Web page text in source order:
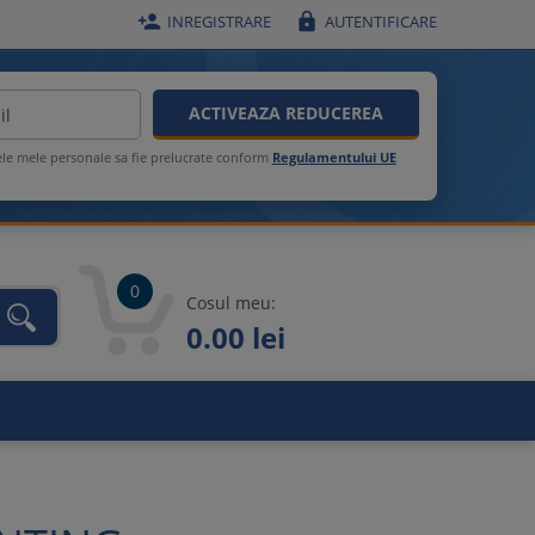
 INREGISTRARE  AUTENTIFICARE
ACTIVEAZA REDUCEREA
mele personale sa fie prelucrate conform Regulamentului UE
0
Cosul meu:
0.00 lei